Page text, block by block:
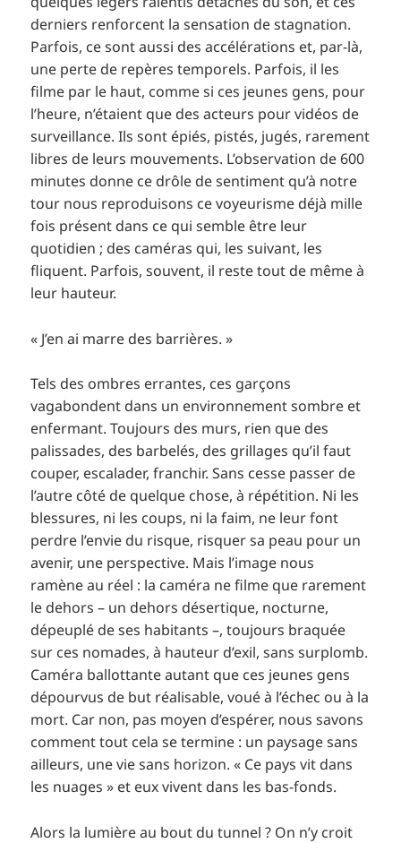
derniers renforcent la sensation de stagnation.
Parfois, ce sont aussi des accélérations et, par-là,
une perte de repères temporels. Parfois, il les
filme par le haut, comme si ces jeunes gens, pour
l’heure, n’étaient que des acteurs pour vidéos de
surveillance. Ils sont épiés, pistés, jugés, rarement
libres de leurs mouvements. L’observation de 600
minutes donne ce drôle de sentiment qu’à notre
tour nous reproduisons ce voyeurisme déjà mille
fois présent dans ce qui semble être leur
quotidien ; des caméras qui, les suivant, les
fliquent. Parfois, souvent, il reste tout de même à
leur hauteur.
« J’en ai marre des barrières. »
Tels des ombres errantes, ces garçons
vagabondent dans un environnement sombre et
enfermant. Toujours des murs, rien que des
palissades, des barbelés, des grillages qu’il faut
couper, escalader, franchir. Sans cesse passer de
l’autre côté de quelque chose, à répétition. Ni les
blessures, ni les coups, ni la faim, ne leur font
perdre l’envie du risque, risquer sa peau pour un
avenir, une perspective. Mais l’image nous
ramène au réel : la caméra ne filme que rarement
le dehors – un dehors désertique, nocturne,
dépeuplé de ses habitants –, toujours braquée
sur ces nomades, à hauteur d’exil, sans surplomb.
Caméra ballottante autant que ces jeunes gens
dépourvus de but réalisable, voué à l’échec ou à la
mort. Car non, pas moyen d’espérer, nous savons
comment tout cela se termine : un paysage sans
ailleurs, une vie sans horizon. « Ce pays vit dans
les nuages » et eux vivent dans les bas-fonds.
Alors la lumière au bout du tunnel ? On n’y croit